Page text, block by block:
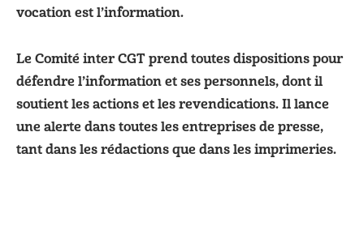
vocation est l’information.
Le Comité inter CGT prend toutes dispositions pour
défendre l’information et ses personnels, dont il
soutient les actions et les revendications. Il lance
une alerte dans toutes les entreprises de presse,
tant dans les rédactions que dans les imprimeries.